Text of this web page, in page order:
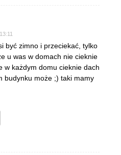
być zimno i przeciekać, tylko
u was w domach nie cieknie
w każdym domu cieknie dach
budynku może ;) taki mamy